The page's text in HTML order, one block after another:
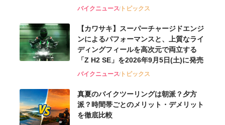
バイクニューストピックス
【カワサキ】スーパーチャージドエンジ
ンによるパフォーマンスと、上質なライ
ディングフィールを高次元で両立する
「Z H2 SE」を2026年9月5日(土)に発売
バイクニューストピックス
真夏のバイクツーリングは朝派？夕方
派？時間帯ごとのメリット・デメリット
を徹底比較